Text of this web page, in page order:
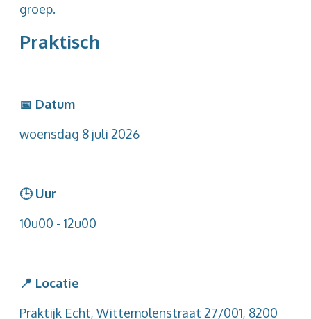
groep.
Praktisch
📅 Datum
woensdag 8 juli 2026
🕒 Uur
10u00 - 12u00
📍 Locatie
Praktijk Echt, Wittemolenstraat 27/001, 8200